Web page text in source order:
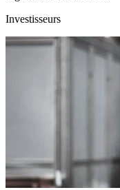
Investisseurs